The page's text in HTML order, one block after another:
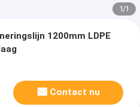
1/1
1200mm LDPE
Contact nu